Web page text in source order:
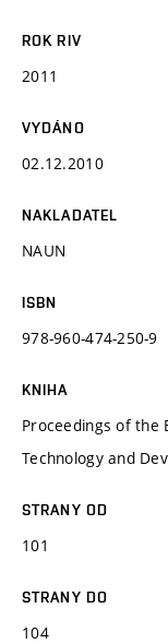
ROK RIV
2011
VYDÁNO
02.12.2010
NAKLADATEL
NAUN
ISBN
978-960-474-250-9
KNIHA
Proceedings of the
Technology and
STRANY OD
101
STRANY DO
104